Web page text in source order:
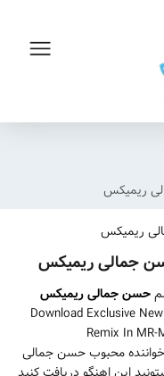
ریمیکس
جمالی ریمیکس
حسن جمالی ریمیکس
Download Exclusive
Remix In MR-
محبوب حسن جمالی